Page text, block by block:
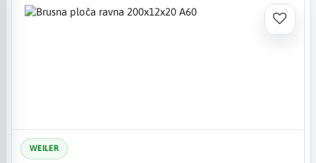
WEILER